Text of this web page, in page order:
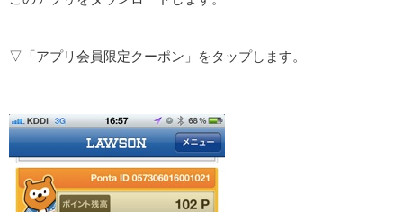
▽「アプリ会員限定クーポン」をタップします。